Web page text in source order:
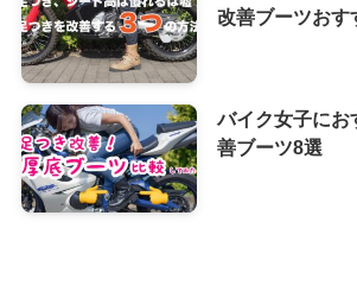
改善ブーツおす
バイク女子にお
善ブーツ8選